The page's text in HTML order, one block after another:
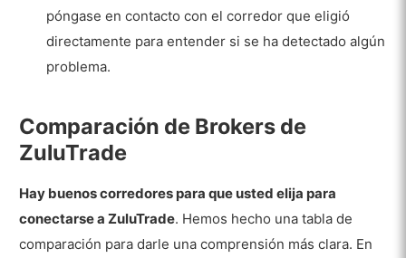
póngase en contacto con el corredor que eligió
directamente para entender si se ha detectado algún
problema.
Comparación de Brokers de
ZuluTrade
Hay buenos corredores para que usted elija para
conectarse a ZuluTrade. Hemos hecho una tabla de
comparación para darle una comprensión más clara. En